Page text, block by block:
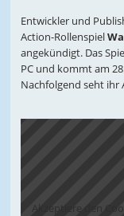
Entwickler und
Action-Rollenspiel
angekündigt. Das
PC und kommt am
Nachfolgend seht ihr
Akzeptiere den